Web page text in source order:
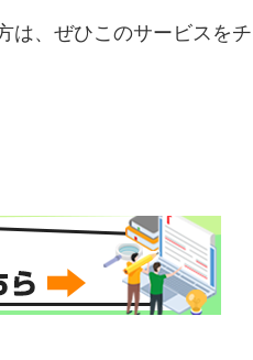
は、ぜひこのサービスをチ